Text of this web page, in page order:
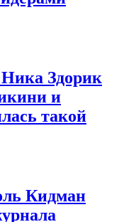
Здорик
и
такой
Кидман